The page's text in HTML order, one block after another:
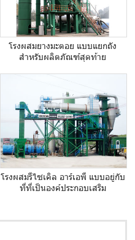
โรงผสมยางมะตอย แบบแยกถัง
สำหรับผลิตภัณฑ์สุดท้าย
โรงผสมรีไซเคิล อาร์เอพี แบบอยู่กับ
ที่ที่เป็นองค์ประกอบเสริม